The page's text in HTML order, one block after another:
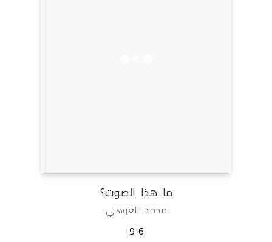
ما هذا الصوت؟
محمد العوهلي
9-6